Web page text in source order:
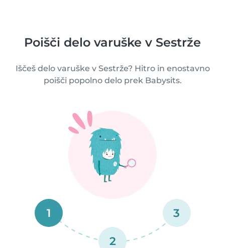
Poišči delo varuške v Sestrže
Iščeš delo varuške v Sestrže? Hitro in enostavno
poišči popolno delo prek Babysits.
1
2
3